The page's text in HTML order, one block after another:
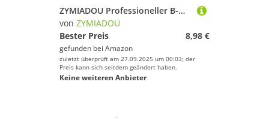
ZYMIADOU Professioneller B-Muster-Angelverbinder, korrosionsbeständig, Wirbel für weiche Köder, Jig-Haken, schnelle Verbindung von Angelwirbeln
von ZYMIADOU
Bester Preis
8,98 €
gefunden bei Amazon
zuletzt überprüft am 27.09.2025 um 00:03; der
Preis kann sich seitdem geändert haben.
Keine weiteren Anbieter